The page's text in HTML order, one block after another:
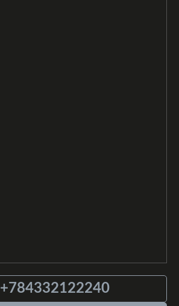
+784332122240